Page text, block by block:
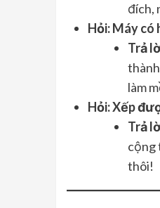
đích,
Hỏi: Máy có
Trả
làm
Hỏi: Xếp
Trả
cộng
thôi!